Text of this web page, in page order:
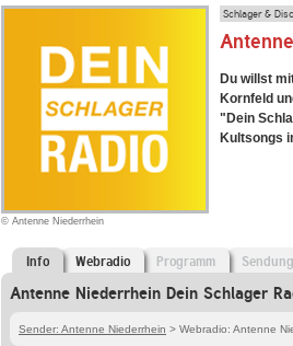
© Antenne Niederrhein
Schlager &
Du willst
Kornfeld
"Dein
Kultsongs
Info Webradio Programm
Antenne Niederrhein Dein Schlager
Sender: Antenne Niederrhein > Webradio: Antenne